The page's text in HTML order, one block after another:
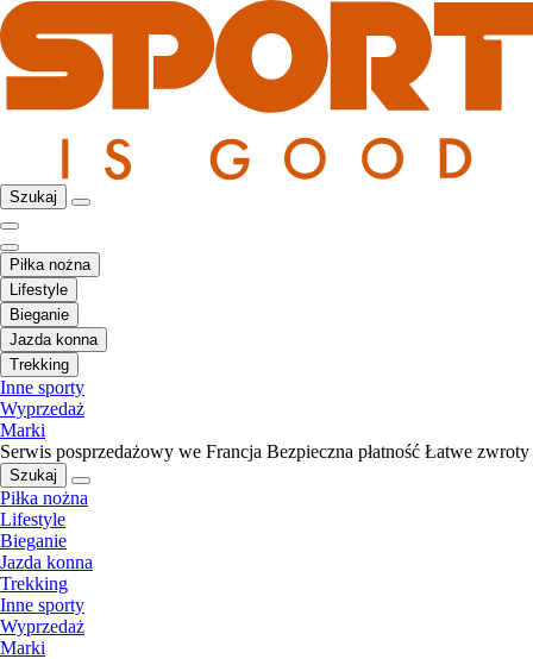
Szukaj
Piłka nożna
Lifestyle
Bieganie
Jazda konna
Trekking
Inne sporty
Wyprzedaż
Marki
Serwis posprzedażowy we Francja Bezpieczna płatność Łatwe zwroty
Szukaj
Piłka nożna
Lifestyle
Bieganie
Jazda konna
Trekking
Inne sporty
Wyprzedaż
Marki